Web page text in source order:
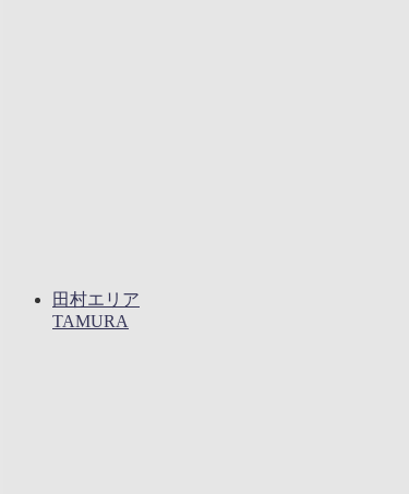
田村エリア
TAMURA